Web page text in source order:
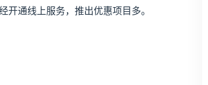
开通线上服务，推出优惠项目多。